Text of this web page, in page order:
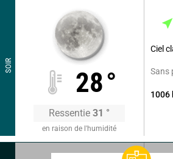
SOIR
28°
Ressentie 31 °
en raison de l'humidité
Ciel
Sans
1006